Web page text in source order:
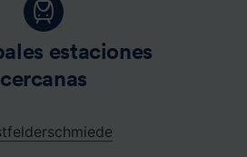
estaciones
cercanas